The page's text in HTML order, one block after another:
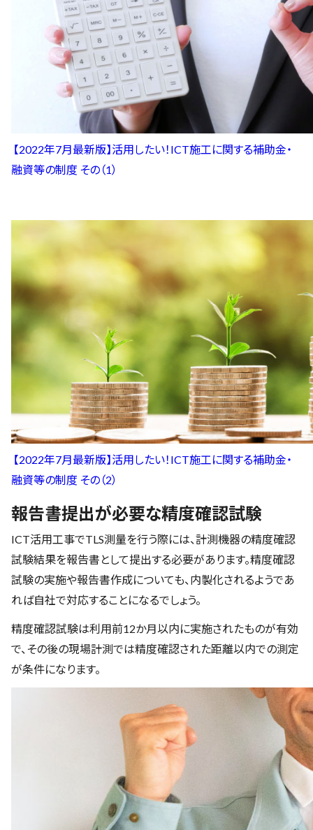
【2022年7月最新版】活用したい！ICT施工に関する補助金・
融資等の制度 その（1）
【2022年7月最新版】活用したい！ICT施工に関する補助金・
融資等の制度 その（2）
報告書提出が必要な精度確認試験
ICT活用工事でTLS測量を行う際には、計測機器の精度確認
試験結果を報告書として提出する必要があります。精度確認
試験の実施や報告書作成についても、内製化されるようであ
れば自社で対応することになるでしょう。
精度確認試験は利用前12か月以内に実施されたものが有効
で、その後の現場計測では精度確認された距離以内での測定
が条件になります。